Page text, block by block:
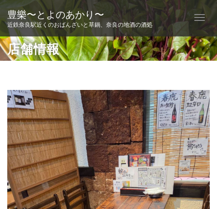
T
g
g
l
v
i
g
a
t
i
o
n
豊樂〜とよのあかり〜
近鉄奈良駅近くのおばんざいと草鍋、奈良の地酒の酒処
店舗情報